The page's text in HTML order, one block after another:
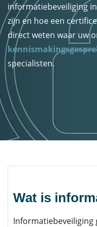
informatiebeveiliging
zijn en hoe een
direct weten waar uw
specialisten.
Wat is
Informatiebeveiliging